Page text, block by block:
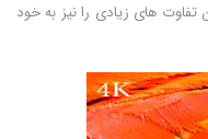
تفاوت های زیادی را نیز به خود